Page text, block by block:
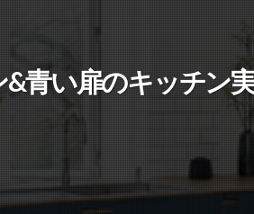
青い扉のキッチン